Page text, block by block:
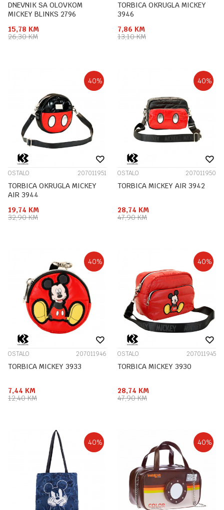
DNEVNIK SA OLOVKOM
MICKEY BLINKS 2796
15,78 KM
26,30KM
TORBICA OKRUGLA MICKEY
3946
7,86 KM
13,10KM
40%
OSTALO 207011951
TORBICA OKRUGLA MICKEY
AIR 3944
19,74 KM
32,90KM
40%
OSTALO 207011950
TORBICA MICKEY AIR 3942
28,74 KM
47,90KM
40%
OSTALO 207011946
TORBICA MICKEY 3933
7,44 KM
12,40KM
40%
OSTALO 207011945
TORBICA MICKEY 3930
28,74 KM
47,90KM
40% 40%